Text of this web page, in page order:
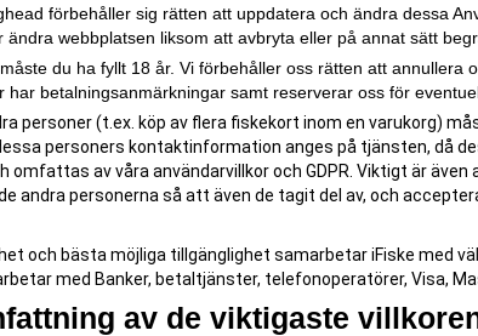
förbehåller sig rätten att uppdatera och ändra dessa
webbplatsen liksom att avbryta eller på annat sätt
du ha fyllt 18 år. Vi förbehåller oss rätten att annullera
har betalningsanmärkningar samt reserverar oss för
personer (t.ex. köp av flera fiskekort inom en varukorg)
personers kontaktinformation anges på tjänsten, då
omfattas av våra användarvillkor och GDPR. Viktigt är
andra personerna så att även de tagit del av, och
och bästa möjliga tillgänglighet samarbetar iFiske med
med Banker, betaltjänster, telefonoperatörer, Visa,
av de viktigaste